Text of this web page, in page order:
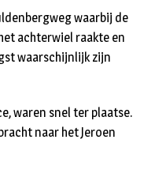
waarbij de
achterwiel raakte en
waarschijnlijk zijn
waren snel ter plaatse.
naar het Jeroen